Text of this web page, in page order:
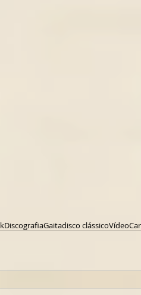
DiscografiaGaitadisco clássicoVídeo